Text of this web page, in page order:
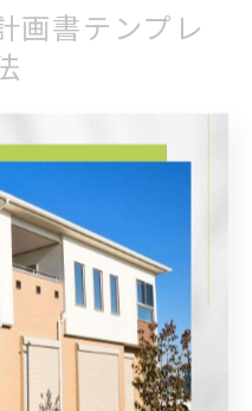
画書テンプレ
レート活用の利点
トを活用することで、計画
できます。なぜなら、必要
れを防ぐ仕組みが整ってい
金繰り、リスク要因まで
関への提出資料としても信
ンプレート活用は、安定
適です。